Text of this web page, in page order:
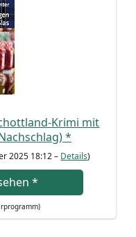
Kri­mi mit
*
2025 18:12 – Details)
*